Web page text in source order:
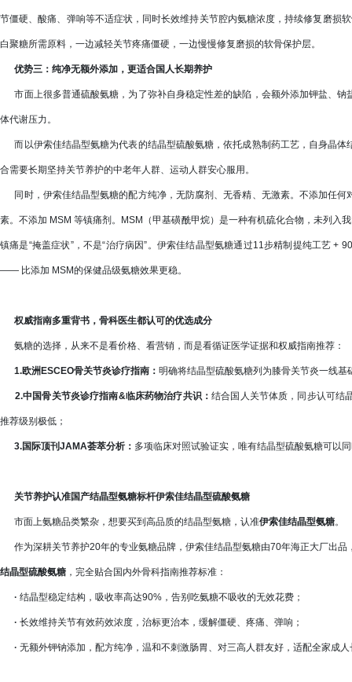
节僵硬、酸痛、弹响等不适症状，同时长效维持关节腔内氨糖浓度，持续修复磨损
白聚糖所需原料，一边减轻关节疼痛僵硬，一边慢慢修复磨损的软骨保护层。
优势三：纯净无额外添加，更适合国人长期养护
市面上很多普通硫酸氨糖，为了弥补自身稳定性差的缺陷，会额外添加钾盐、钠
体代谢压力。
而以伊索佳结晶型氨糖为代表的结晶型硫酸氨糖，依托成熟制药工艺，自身晶体
合需要长期坚持关节养护的中老年人群、运动人群安心服用。
同时，伊索佳结晶型氨糖的配方纯净，无防腐剂、无香精、无激素。不添加任何
素。不添加 MSM 等镇痛剂。MSM（甲基磺酰甲烷）是一种有机硫化合物，未列
镇痛是“掩盖症状”，不是“治疗病因”。伊索佳结晶型氨糖通过11步精制提纯工艺 +
—— 比添加 MSM的保健品级氨糖效果更稳。
权威指南多重背书，骨科医生都认可的优选成分
氨糖的选择，从来不是看价格、看营销，而是看循证医学证据和权威指南推荐：
1.欧洲ESCEO骨关节炎诊疗指南： 明确将结晶型硫酸氨糖列为膝骨关节炎一线
2.中国骨关节炎诊疗指南&临床药物治疗共识：结合国人关节体质，同步认可结
推荐级别极低；
3.国际顶刊JAMA荟萃分析： 多项临床对照试验证实，唯有结晶型硫酸氨糖可以
关节养护认准国产结晶型氨糖标杆伊索佳结晶型硫酸氨糖
市面上氨糖品类繁杂，想要买到高品质的结晶型氨糖，认准伊索佳结晶型氨糖。
作为深耕关节养护20年的专业氨糖品牌，伊索佳结晶型氨糖由70年海正大厂出品
结晶型硫酸氨糖 ，完全贴合国内外骨科指南推荐标准：
· 结晶型稳定结构，吸收率高达90%，告别吃氨糖不吸收的无效花费；
· 长效维持关节有效药效浓度，治标更治本，缓解僵硬、疼痛、弹响；
· 无额外钾钠添加，配方纯净，温和不刺激肠胃、对三高人群友好，适配全家成